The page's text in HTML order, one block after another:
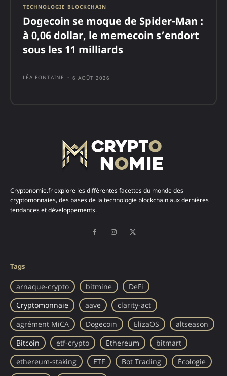
TECHNOLOGIE BLOCKCHAIN
Dogecoin se moque de Spider-Man :
à 0,06 dollar, le memecoin s’endort
sous les 11 milliards
LÉA FONTAINE - 6 AOÛT 2026
Cryptonomie.fr explore les différentes facettes du monde des
cryptomonnaies, des bases de la technologie blockchain aux dernières
tendances et développements.
Tags
arnaque-crypto bitmine
DeFi
Cryptomonnaie
aave
clarity-act
agrément MiCA
Dogecoin ElizaOS
altseason
Bitcoin
etf-crypto Ethereum
bitmart
ethereum-staking
ETF Bot Trading
Écologie